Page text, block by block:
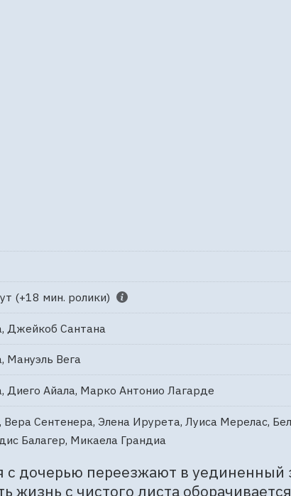
(+18 мин. ролики)
Джейкоб Сантана
Мануэль Вега
Диего Айала, Марко Антонио Лагарде
Вера Сентенера, Элена Ирурета, Луиса Мерелас,
Балагер, Микаела Грандиа
с дочерью переезжают в
жизнь с чистого листа